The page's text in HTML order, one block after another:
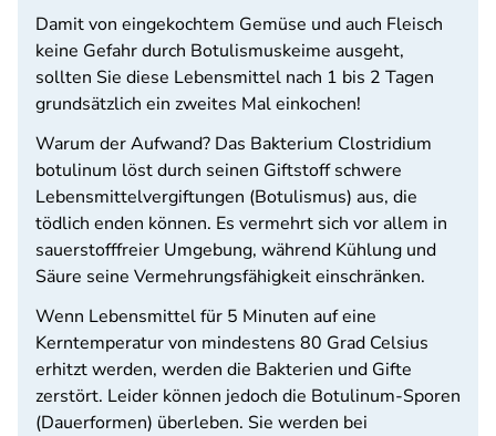
Damit von eingekochtem Gemüse und auch Fleisch
keine Gefahr durch Botulismuskeime ausgeht,
sollten Sie diese Lebensmittel nach 1 bis 2 Tagen
grundsätzlich ein zweites Mal einkochen!
Warum der Aufwand? Das Bakterium Clostridium
botulinum löst durch seinen Giftstoff schwere
Lebensmittelvergiftungen (Botulismus) aus, die
tödlich enden können. Es vermehrt sich vor allem in
sauerstofffreier Umgebung, während Kühlung und
Säure seine Vermehrungsfähigkeit einschränken.
Wenn Lebensmittel für 5 Minuten auf eine
Kerntemperatur von mindestens 80 Grad Celsius
erhitzt werden, werden die Bakterien und Gifte
zerstört. Leider können jedoch die Botulinum-Sporen
(Dauerformen) überleben. Sie werden bei